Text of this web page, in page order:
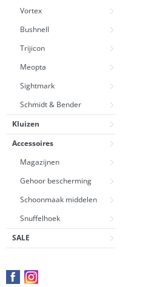
Vortex
Bushnell
Trijicon
Meopta
Sightmark
Schmidt & Bender
Kluizen
Accessoires
Magazijnen
Gehoor bescherming
Schoonmaak middelen
Snuffelhoek
SALE